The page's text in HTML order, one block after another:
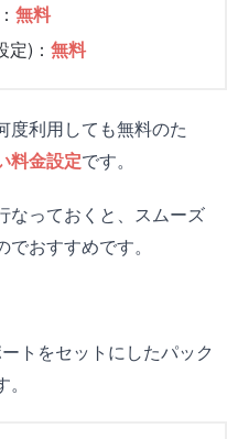
無料
)： 無料
度利用しても無料のた
料金設定です。
なっておくと、スムーズ
おすすめです。
トをセットにしたパック